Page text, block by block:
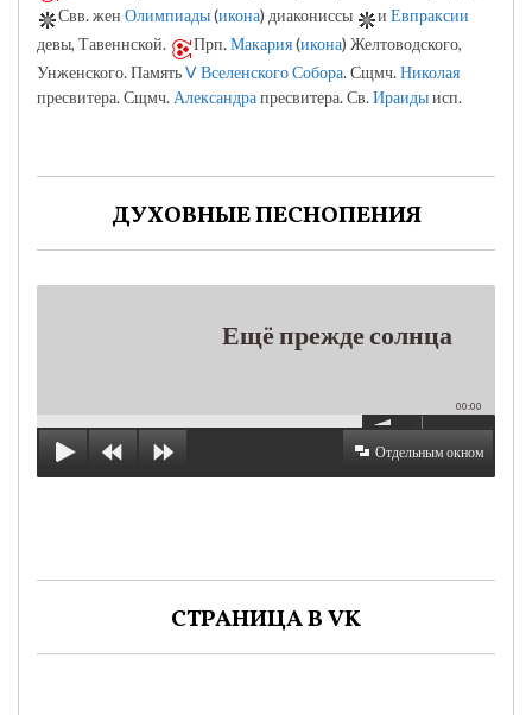
Свв. жен Олимпиады(икона) диакониссы и Евпраксии
девы, Тавеннской.
Прп.Макария(икона) Желтоводского,
Унженского. ПамятьV Вселенского Собора. Сщмч.Николая
пресвитера. Сщмч. Александрапресвитера. Св.Ираидыисп.
ДУХОВНЫЕ ПЕСНОПЕНИЯ
Ещё прежде солнца
00:00
Отдельным окном
СТРАНИЦА В VK